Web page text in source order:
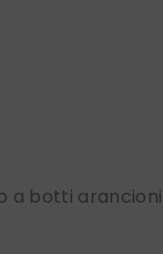
a botti arancioni